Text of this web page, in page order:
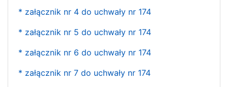
* załącznik nr 4 do uchwały nr 174
* załącznik nr 5 do uchwały nr 174
* załącznik nr 6 do uchwały nr 174
* załącznik nr 7 do uchwały nr 174